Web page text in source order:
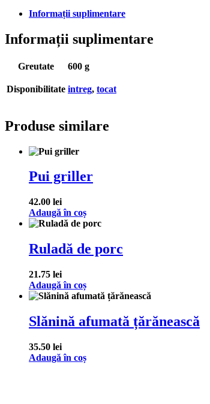
Informații suplimentare
Informații suplimentare
Greutate 600 g
Disponibilitate intreg, tocat
Produse similare
Pui griller
42.00 lei
Adaugă în coș
Ruladă de porc
21.75 lei
Adaugă în coș
Slănină afumată țărănească
35.50 lei
Adaugă în coș